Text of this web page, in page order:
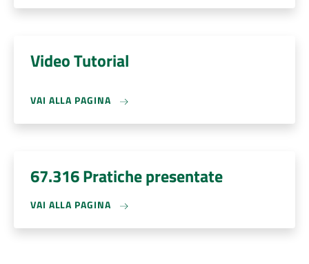
Video Tutorial
VAI ALLA PAGINA
67.316 Pratiche presentate
VAI ALLA PAGINA